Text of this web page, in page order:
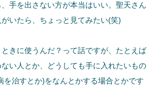
手を出さない方が本当はいい。聖天さん
いたら、ちょっと見てみたい(笑)
きに使うんだ？って話ですが、たとえば
い人とか、どうしても手に入れたいもの
を治すとか)をなんとかする場合とかです